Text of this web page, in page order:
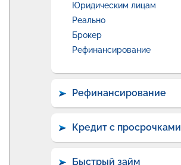
Юридическим лицам
Реально
Брокер
Рефинансирование
Рефинансирование
Кредит с просрочками
Быстрый займ